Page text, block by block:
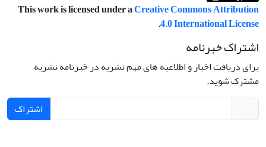
This work is licensed under aCreative Commons Attribution
4.0 International License
.
اشتراک خبرنامه
برای دریافت اخبار و اطلاعیه های مهم نشریه در خبرنامه نشریه
مشترک شوید.
اشتراک